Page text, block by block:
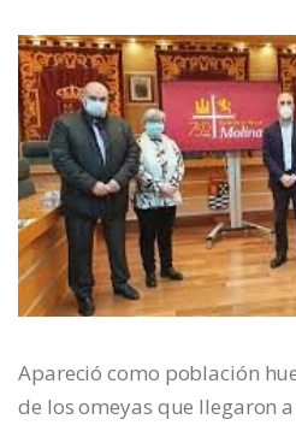
Apareció como población
de los omeyas que llegaron